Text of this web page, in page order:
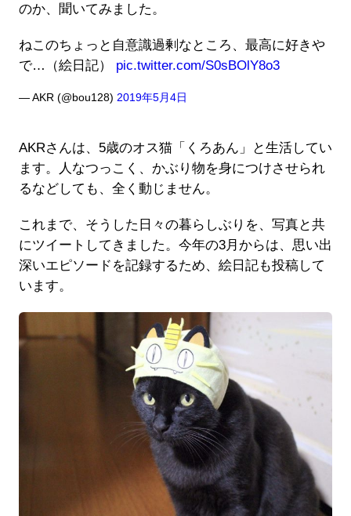
のか、聞いてみました。
ねこのちょっと自意識過剰なところ、最高に好きや
で…（絵日記） pic.twitter.com/S0sBOlY8o3
— AKR (@bou128) 2019年5月4日
AKRさんは、5歳のオス猫「くろあん」と生活してい
ます。人なつっこく、かぶり物を身につけさせられ
るなどしても、全く動じません。
これまで、そうした日々の暮らしぶりを、写真と共
にツイートしてきました。今年の3月からは、思い出
深いエピソードを記録するため、絵日記も投稿して
います。